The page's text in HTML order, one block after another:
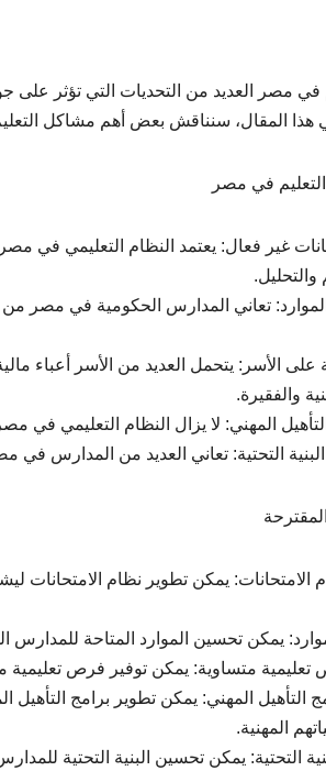
في مصر العديد من التحديات التي تؤثر على
هذا المقال، سنناقش بعض أهم مشاكل
في مصر
غير فعال: يعتمد النظام التعليمي في
والتحليل.
تعاني المدارس الحكومية في مصر
على الأسر: يتحمل العديد من الأسر أعباء
والفقيرة.
الامتحانات: يمكن تطوير نظام الامتحانات
التأهيل المهني: يمكن تطوير برامج
المهنية.
التحتية: يمكن تحسين البنية التحتية